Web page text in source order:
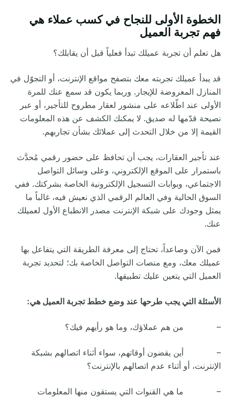
الخطوة الأولى للنجاح في كسب عملاء هي
فهم تجربة العميل
هل تعلم أن تجربة عميلك تبدأ فعلياً قبل أن يقابلك؟
قد يبدأ عميلك تجربته معك بتصفح مواقع الإنترنت، أو التجوّل في
المنازل المعروضة للإيجار. وربما يكون قد سمع عنك للمرة
الأولى عند اطّلاعه على منشور لعقار مطروح للتأجير، أو عبر
نصيحة قدّمها له صديق. لا يمكنك الكشف عن هذه المعلومات
القيمة إلا من خلال التحدث إلى عملائك بشأن تجاربهم.
عند تأجير العقارات، يجب أن تحافظ على حضور رقمي مُحدَّث
باستمرار على الموقع الإلكتروني، وعلى وسائل التواصل
الاجتماعي، وبوابات التسجيل الإلكترونية الخاصة بشركتك. ففي
السوق الحالية وفي العالم الرقمي الذي نعيش فيه، غالباً ما
يمثل وجودك على شبكة الإنترنت مصدر الانطباع الأول لعميلك
عنك.
فمن الآن وصاعداً، تحتاج إلى معرفة الطريقة التي يتفاعل بها
عميلك معك، ومع منصات التواصل الخاصة بك؛ لتحديد تجربة
العميل التي يتعين عليك تطبيقها.
الأسئلة التي يجب طرحها عند وضع خطط تجربة العميل هي:
– من هم عملاؤك، وما هو رأيهم فيك؟
– أين يقضون أوقاتهم، سواء أثناء اتصالهم بشبكة
الإنترنت، أو أثناء عدم اتصالهم بالإنترنت؟
– ما هي القنوات التي يستقون منها المعلومات